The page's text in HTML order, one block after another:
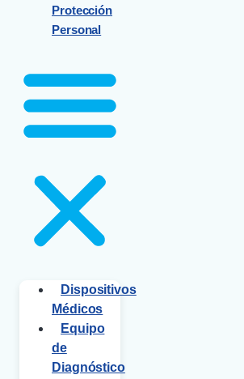
Protección
Personal
Dispositivos
Médicos
Equipo
de
Diagnóstico